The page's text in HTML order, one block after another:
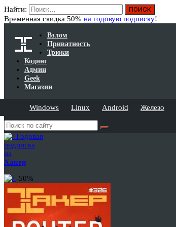
Найти:
Временная скидка 50% на годовую подписку!
Взлом
Приватность
Трюки
Кодинг
Админ
Geek
Магазин
Windows Linux Android Железо
Годовая
подписка
на
Хакер
-50%